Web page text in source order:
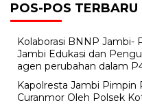
POS-POS TERBARU
Kolaborasi BNNP Jambi-
Jambi Edukasi dan
agen perubahan dalam
Kapolresta Jambi Pimpin
Curanmor Oleh Polsek